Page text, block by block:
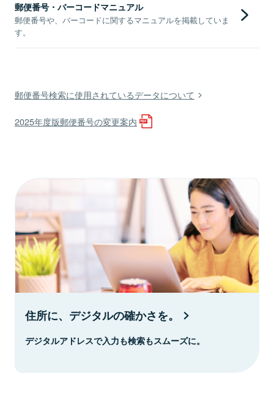
郵便番号・バーコードマニュアル
郵便番号や、バーコードに関するマニュアルを掲載していま
す。
郵便番号検索に使用されているデータについて
2025年度版郵便番号の変更案内
住所に、デジタルの確かさを。
デジタルアドレスで入力も検索もスムーズに。